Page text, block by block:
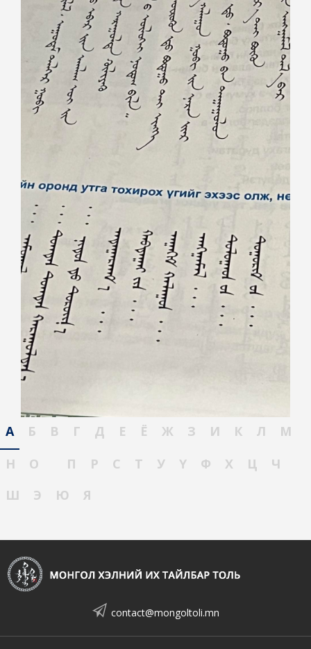
А Б В Г Д Е Ё Ж З И К Л
М
Н
О П Р С Т У Ү Ф Х Ц
Ч
Ш
Э Ю Я
contact@mongoltoli.mn